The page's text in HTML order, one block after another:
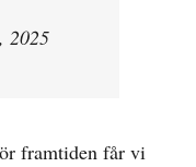
2025
framtiden får vi